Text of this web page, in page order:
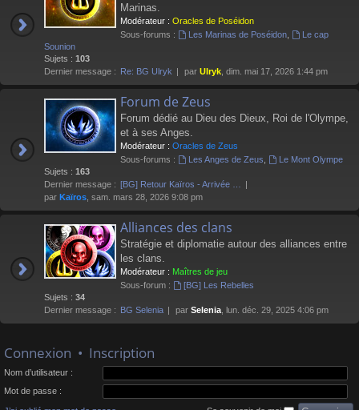
Marinas.
Modérateur : Oracles de Poséidon
Sous-forums :
Les Marinas de Poséidon,
Le cap
Sounion
Sujets : 103
Dernier message : Re: BG Ulryk par Ulryk , dim. mai 17, 2026 1:44 pm
Forum de Zeus
Forum dédié au Dieu des Dieux, Roi de l'Olympe,
et à ses Anges.
Modérateur : Oracles de Zeus
Sous-forums :
Les Anges de Zeus
Le Mont Olympe
Sujets : 163
Dernier message : [BG] Retour Kaïros - Arrivée …
par Kaïros , sam. mars 28, 2026 9:08 pm
Alliances des clans
Stratégie et diplomatie autour des alliances entre
les clans.
Modérateur : Maîtres de jeu
Sous-forum :
[BG] Les Rebelles
Sujets : 34
Dernier message : BG Selenia par Selenia , lun. déc. 29, 2025 4:06 pm
Connexion • Inscription
Nom d’utilisateur :
Mot de passe :